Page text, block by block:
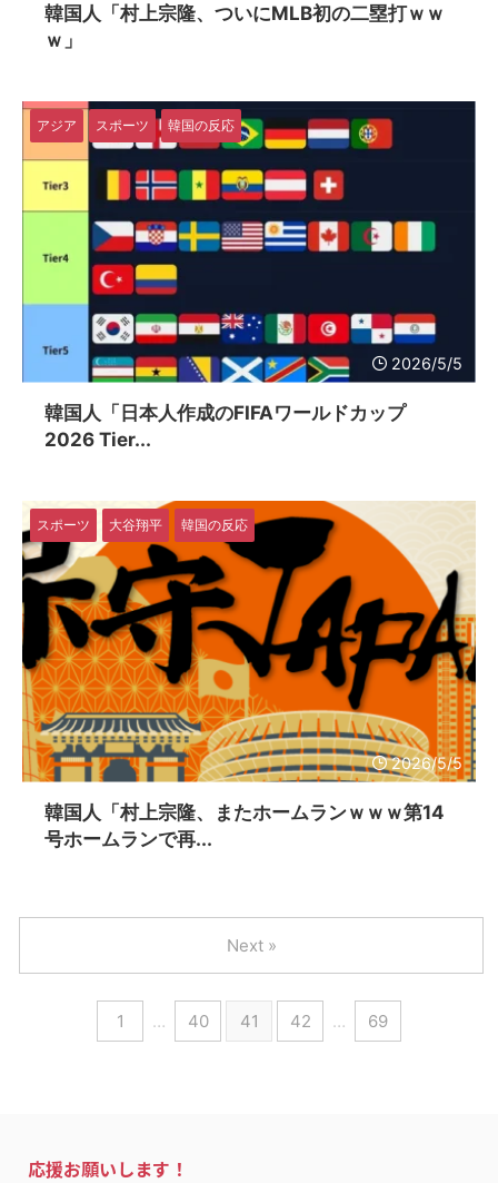
韓国人「村上宗隆、ついにMLB初の二塁打ｗｗ
ｗ」
2026/5/5
アジア スポーツ 韓国の反応
韓国人「日本人作成のFIFAワールドカップ
2026 Tier...
2026/5/5
スポーツ 大谷翔平 韓国の反応
韓国人「村上宗隆、またホームランｗｗｗ第14
号ホームランで再...
1 … 40 41 42 … 69
Next »
応援お願いします！